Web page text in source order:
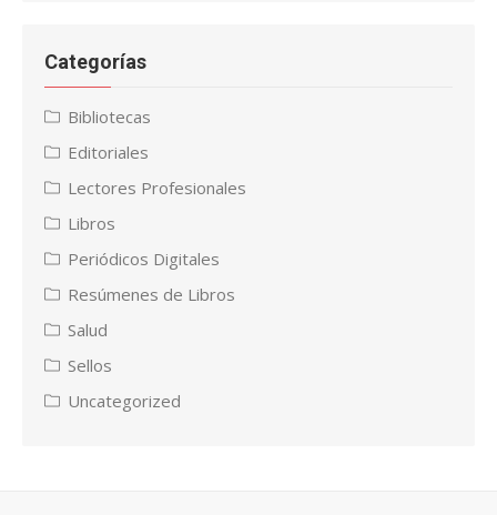
Categorías
Bibliotecas
Editoriales
Lectores Profesionales
Libros
Periódicos Digitales
Resúmenes de Libros
Salud
Sellos
Uncategorized